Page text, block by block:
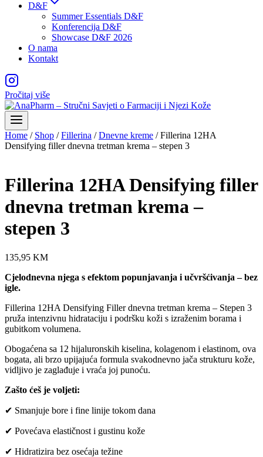
D&F
Summer Essentials D&F
Konferencija D&F
Showcase D&F 2026
O nama
Kontakt
Pročitaj više
Home / Shop / Fillerina / Dnevne kreme / Fillerina 12HA
Densifying filler dnevna tretman krema – stepen 3
Fillerina 12HA Densifying filler
dnevna tretman krema –
stepen 3
135,95 KM
Cjelodnevna njega s efektom popunjavanja i učvršćivanja – bez
igle.
Fillerina 12HA Densifying Filler dnevna tretman krema – Stepen 3
pruža intenzivnu hidrataciju i podršku koži s izraženim borama i
gubitkom volumena.
Obogaćena sa 12 hijaluronskih kiselina, kolagenom i elastinom, ova
bogata, ali brzo upijajuća formula svakodnevno jača strukturu kože,
vidljivo je zaglađuje i vraća joj punoću.
Zašto ćeš je voljeti:
✔ Smanjuje bore i fine linije tokom dana
✔ Povećava elastičnost i gustinu kože
✔ Hidratizira bez osećaja težine